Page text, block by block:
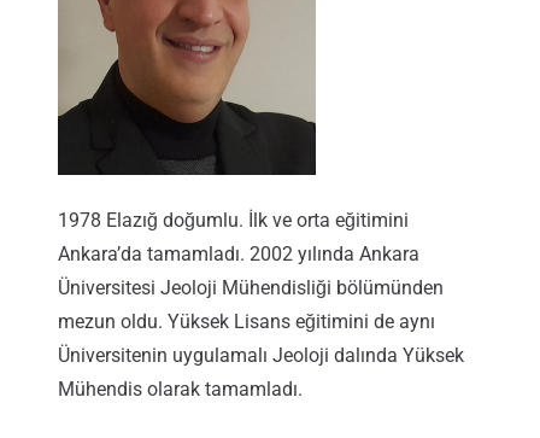
1978 Elazığ doğumlu. İlk ve orta eğitimini
Ankara’da tamamladı. 2002 yılında Ankara
Üniversitesi Jeoloji Mühendisliği bölümünden
mezun oldu. Yüksek Lisans eğitimini de aynı
Üniversitenin uygulamalı Jeoloji dalında Yüksek
Mühendis olarak tamamladı.